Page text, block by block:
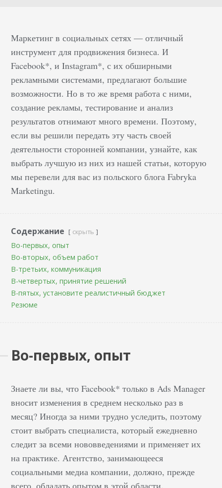
Маркетинг в социальных сетях — отличный
инструмент для продвижения бизнеса. И
Facebook*, и Instagram*, с их обширными
рекламными системами, предлагают большие
возможности. Но в то же время работа с ними,
создание рекламы, тестирование и анализ
результатов отнимают много времени. Поэтому,
если вы решили передать эту часть своей
деятельности сторонней компании, узнайте, как
выбрать лучшую из них из нашей статьи, которую
мы перевели для вас из польского блога Fabryka
Marketingu.
Содержание скрыть
Во-первых, опыт
Во-вторых, объем работ
В-третьих, коммуникация
В-четвертых, принятие решений
В-пятых, установите реалистичный бюджет
Резюме
Во-первых, опыт
Знаете ли вы, что Facebook* только в Ads Manager
вносит изменения в среднем несколько раз в
месяц? Иногда за ними трудно уследить, поэтому
стоит выбрать специалиста, который ежедневно
следит за всеми нововведениями и применяет их
на практике. Агентство, занимающееся
социальными медиа компании, должно, прежде
всего, обладать опытом в этой области.